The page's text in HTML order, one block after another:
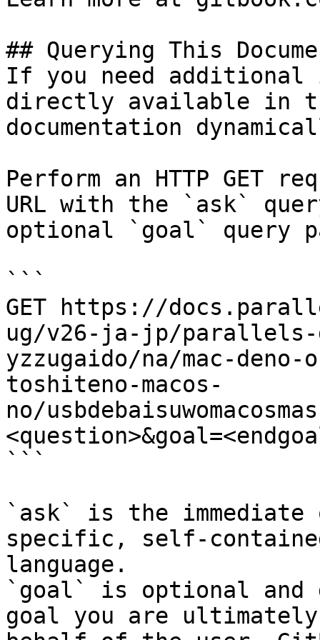
## Querying This
If you need
directly available in
documentation
Perform an HTTP GET
URL with the `ask`
optional `goal` query
```
GET https://
ug/v26-ja-jp/parallels-
yzzugaido/na/mac-
toshiteno-macos-
no/
```
`ask` is the
specific, self-
language.
`goal` is optional and
goal you are